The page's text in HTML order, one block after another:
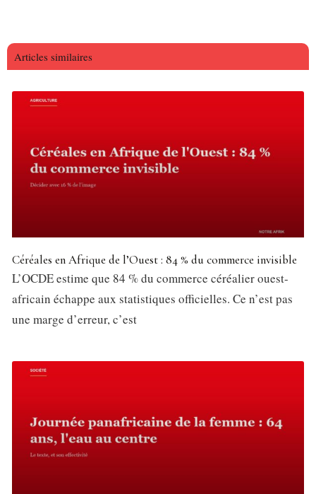
Articles similaires
Céréales en Afrique de l’Ouest : 84 % du commerce invisible
L’OCDE estime que 84 % du commerce céréalier ouest-
africain échappe aux statistiques officielles. Ce n’est pas
une marge d’erreur, c’est